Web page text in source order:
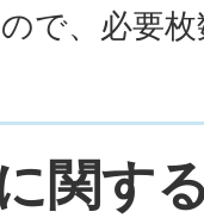
で、必要
関す